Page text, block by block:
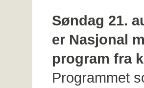
Søndag 21.
er Nasjonal
program fra
Programmet